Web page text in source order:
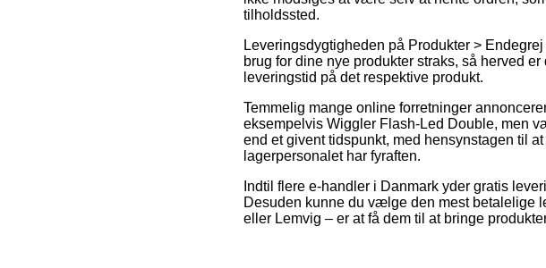
tilholdssted.
Leveringsdygtigheden på Produkter >
brug for dine nye produkter straks, så herved
leveringstid på det respektive produkt.
Temmelig mange online forretninger
eksempelvis Wiggler Flash-Led Double, men
end et givent tidspunkt, med hensynstagen til
lagerpersonalet har fyraften.
Indtil flere e-handler i Danmark yder gratis
Desuden kunne du vælge den mest betalelige
eller Lemvig – er at få dem til at bringe